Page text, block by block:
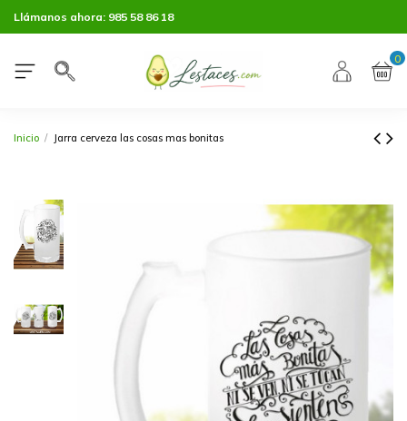
Llámanos ahora: 985 58 86 18
0
Inicio Jarra cerveza las cosas mas bonitas